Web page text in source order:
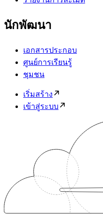
นักพัฒนา
เอกสารประกอบ
ศูนย์การเรียนรู้
ชุมชน
เริ่มสร้าง
เข้าสู่ระบบ